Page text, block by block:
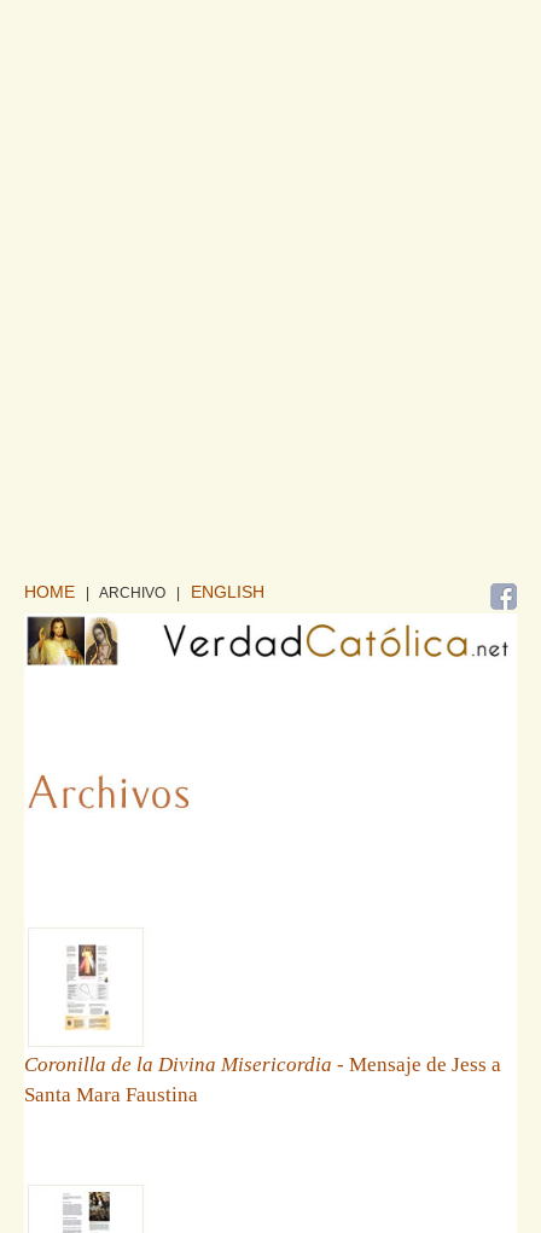
HOME | ARCHIVO ENGLISH
Coronilla de la Divina Misericordia - Mensaje de Jess a
Santa Mara Faustina